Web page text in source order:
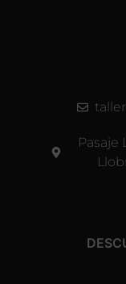
Pasaje